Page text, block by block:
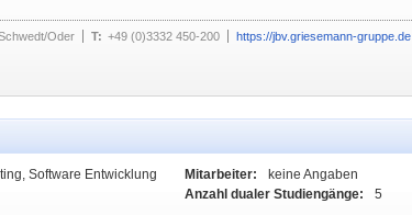
Oder T: +49 (0)3332 450-200 https://jbv.griesemann-gruppe.de
Software Entwicklung
Mitarbeiter:
keine Angaben
Anzahl dualer Studiengänge:
5